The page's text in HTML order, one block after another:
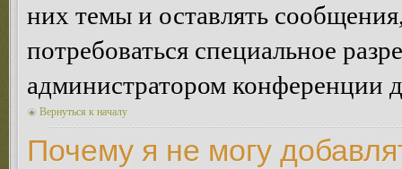
них темы и оставлять
потребоваться специальное
администратором конференции
Вернуться к началу
Почему я не могу